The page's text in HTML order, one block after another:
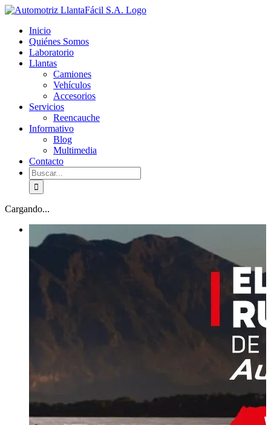
Skip
content
facebook
youtube
Inicio
Quiénes Somos
Laboratorio
Llantas
Camiones
Vehículos
Accesorios
Servicios
Reencauche
Informativo
Blog
Multimedia
Contacto
Buscar:
Cargando...